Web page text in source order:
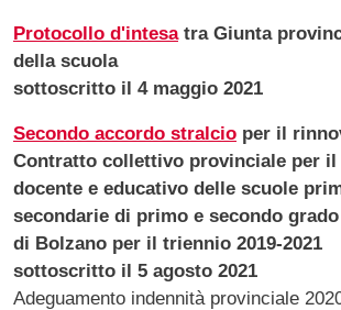
Protocollo d'intesatra Giunta
della scuola
sottoscritto il 4 maggio 2021
Secondo accordo stralcio per il
Contratto collettivo provinciale per il
docente e educativo delle scuole
secondarie di primo e secondo
di Bolzano per il triennio 2019-2021
sottoscritto il 5 agosto 2021
Adeguamento indennità provinciale